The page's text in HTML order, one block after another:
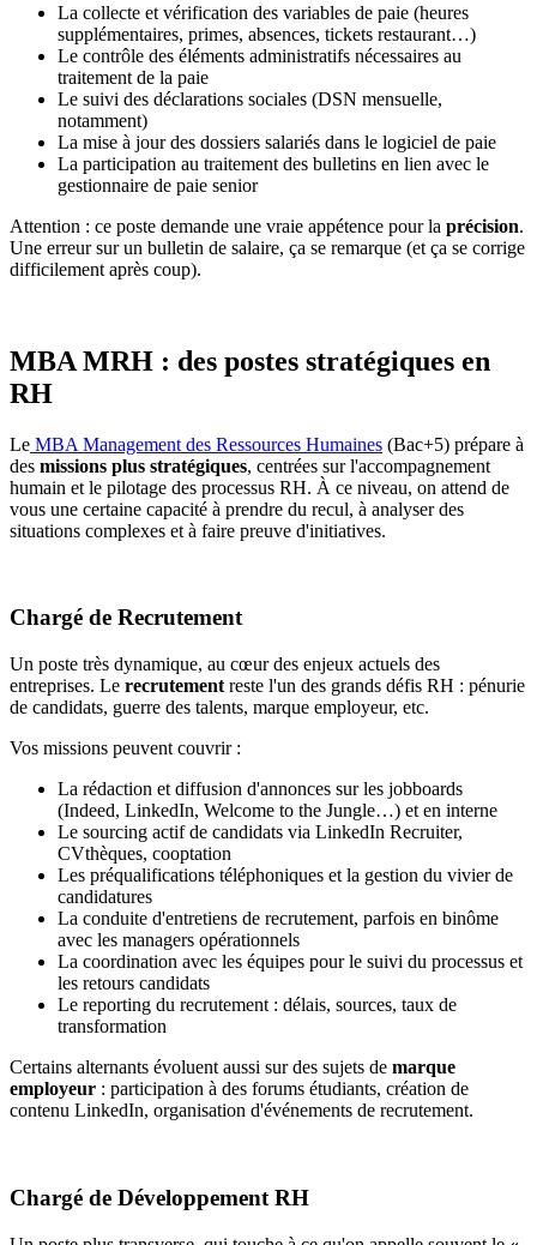
La collecte et vérification des variables de paie (heures
supplémentaires, primes, absences, tickets restaurant…)
Le contrôle des éléments administratifs nécessaires au
traitement de la paie
Le suivi des déclarations sociales (DSN mensuelle,
notamment)
La mise à jour des dossiers salariés dans le logiciel de paie
La participation au traitement des bulletins en lien avec le
gestionnaire de paie senior
Attention : ce poste demande une vraie appétence pour la précision.
Une erreur sur un bulletin de salaire, ça se remarque (et ça se corrige
difficilement après coup).
MBA MRH : des postes stratégiques en
RH
Le MBA Management des Ressources Humaines (Bac+5) prépare à
des missions plus stratégiques, centrées sur l'accompagnement
humain et le pilotage des processus RH. À ce niveau, on attend de
vous une certaine capacité à prendre du recul, à analyser des
situations complexes et à faire preuve d'initiatives.
Chargé de Recrutement
Un poste très dynamique, au cœur des enjeux actuels des
entreprises. Le recrutement reste l'un des grands défis RH : pénurie
de candidats, guerre des talents, marque employeur, etc.
Vos missions peuvent couvrir :
La rédaction et diffusion d'annonces sur les jobboards
(Indeed, LinkedIn, Welcome to the Jungle…) et en interne
Le sourcing actif de candidats via LinkedIn Recruiter,
CVthèques, cooptation
Les préqualifications téléphoniques et la gestion du vivier de
candidatures
La conduite d'entretiens de recrutement, parfois en binôme
avec les managers opérationnels
La coordination avec les équipes pour le suivi du processus et
les retours candidats
Le reporting du recrutement : délais, sources, taux de
transformation
Certains alternants évoluent aussi sur des sujets de marque
employeur : participation à des forums étudiants, création de
contenu LinkedIn, organisation d'événements de recrutement.
Chargé de Développement RH